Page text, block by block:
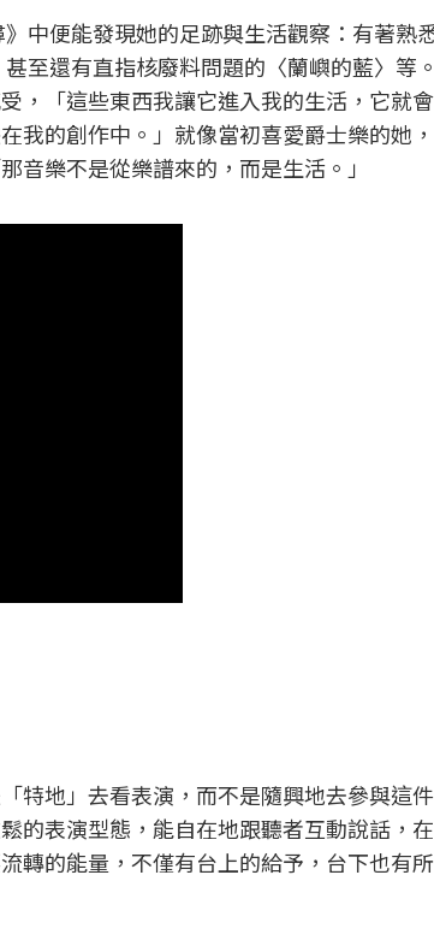
中便能發現她的足跡與生活觀察：有著熟
至還有直指核廢料問題的〈蘭嶼的藍〉等
，「這些東西我讓它進入我的生活，它就
我的創作中。」就像當初喜愛爵士樂的她
音樂不是從樂譜來的，而是生活。」
特地」去看表演，而不是隨興地去參與這
的表演型態，能自在地跟聽者互動說話，
轉的能量，不僅有台上的給予，台下也有